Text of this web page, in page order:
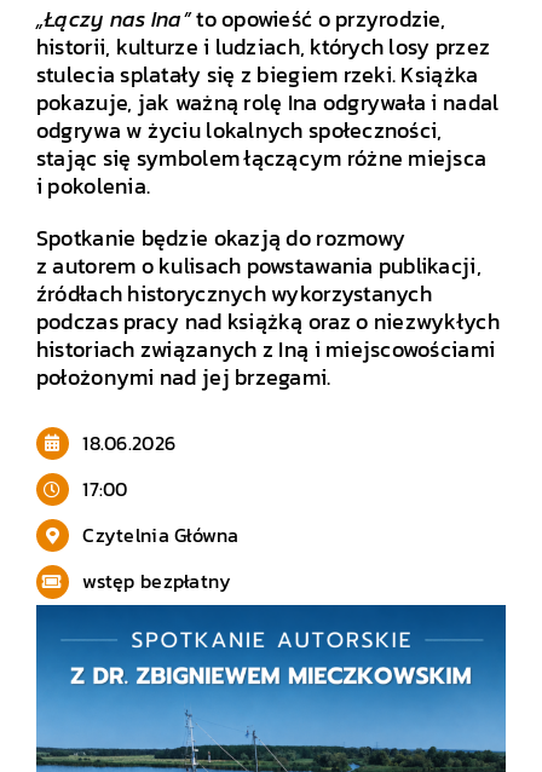
„Łączy nas Ina”to opowieść o przyrodzie,
historii, kulturze i ludziach, których losy przez
stulecia splatały się z biegiem rzeki. Książka
pokazuje, jak ważną rolę Ina odgrywała i nadal
odgrywa w życiu lokalnych społeczności,
stając się symbolem łączącym różne miejsca
i pokolenia.
Spotkanie będzie okazją do rozmowy
z autorem o kulisach powstawania publikacji,
źródłach historycznych wykorzystanych
podczas pracy nad książką oraz o niezwykłych
historiach związanych z Iną i miejscowościami
położonymi nad jej brzegami.
18.06.2026
17:00
Czytelnia Główna
wstęp bezpłatny